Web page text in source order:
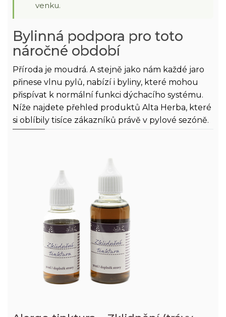
venku.
Bylinná podpora pro toto
náročné období
Příroda je moudrá. A stejně jako nám každé jaro
přinese vlnu pylů, nabízí i byliny, které mohou
přispívat k normální funkci dýchacího systému.
Níže najdete přehled produktů Alta Herba, které
si oblíbily tisíce zákazníků právě v pylové sezóně.